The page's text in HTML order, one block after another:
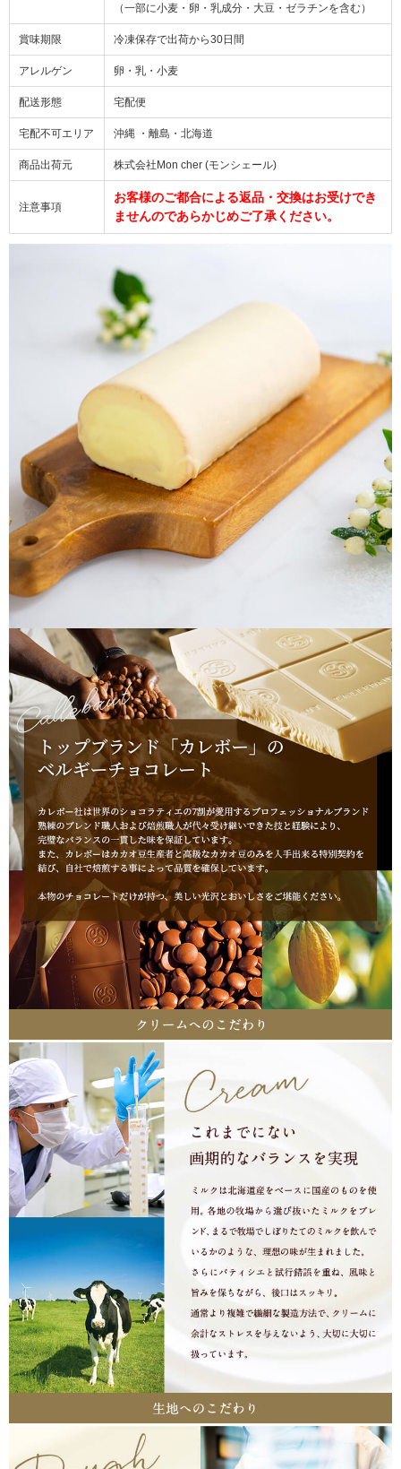
（一部に小麦・卵・乳成分・大豆・ゼラチンを含む）
賞味期限 冷凍保存で出荷から30日間
アレルゲン 卵・乳・小麦
配送形態 宅配便
宅配不可エリア 沖縄 ・離島・北海道
商品出荷元 株式会社Mon cher (モンシェール)
注意事項
お客様のご都合による返品・交換はお受けでき
ませんのであらかじめご了承ください。